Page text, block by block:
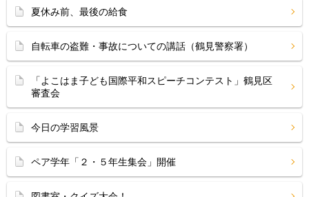
夏休み前、最後の給食
自転車の盗難・事故についての講話（鶴見警察署）
「よこはま子ども国際平和スピーチコンテスト」鶴見区
審査会
今日の学習風景
ペア学年「２・５年生集会」開催